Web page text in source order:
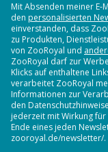
Mit Absenden meiner E-
den personalisierten
einverstanden, dass
zu Produkten,
von ZooRoyal und
ZooRoyal darf zur
Klicks auf enthaltene
verarbeitet ZooRoyal
Informationen zur
den
jederzeit mit Wirkung
Ende eines jeden
zooroyal.de/newsletter/.